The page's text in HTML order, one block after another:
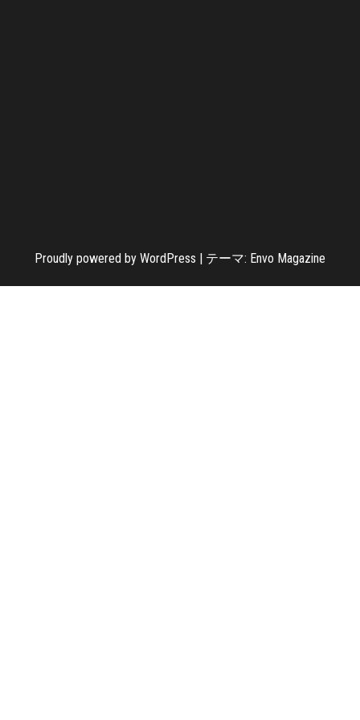
Proudly powered by WordPress | テーマ: Envo Magazine